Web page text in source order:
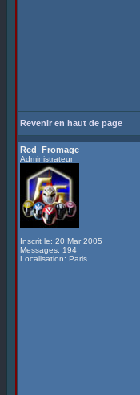
Revenir en haut de page
Red_Fromage
Administrateur
Inscrit le: 20 Mar 2005
Messages: 194
Localisation: Paris